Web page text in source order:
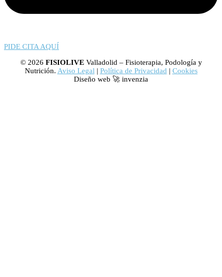
PIDE CITA AQUÍ
© 2026 FISIOLIVEValladolid – Fisioterapia, Podología y
Nutrición. Aviso Legal | Política de Privacidad | Cookies
Diseño web 🚀 invenzia